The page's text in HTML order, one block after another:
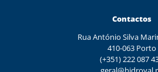
Contactos
Rua António Silva
410-063 Porto
(+351) 222 087